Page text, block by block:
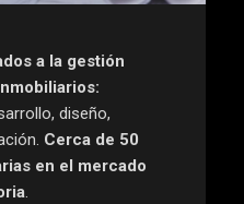
a la gestión
diseño,
Cerca de 50
en el mercado
.